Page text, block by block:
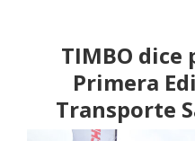
TIMBO dice
Primera
Transporte